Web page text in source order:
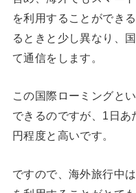
を利用することができ
るときと少し異なり、
て通信をします。
この国際ローミングと
できるのですが、1日
円程度と高いです。
ですので、海外旅行中